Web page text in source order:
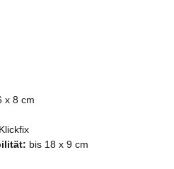
x 8 cm
Klickfix
bis 18 x 9 cm